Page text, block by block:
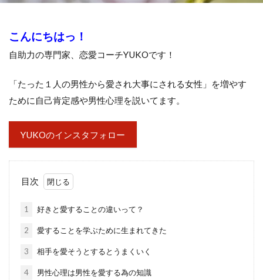
こんにちはっ！
自助力の専門家、恋愛コーチYUKOです！
「たった１人の男性から愛され大事にされる女性」を増やす
ために自己肯定感や男性心理を説いてます。
YUKOのインスタフォロー
目次
1 好きと愛することの違いって？
2 愛することを学ぶために生まれてきた
3 相手を愛そうとするとうまくいく
4 男性心理は男性を愛する為の知識